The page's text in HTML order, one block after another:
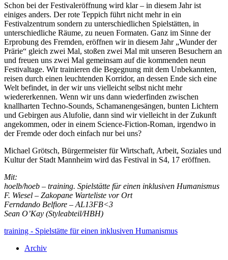
Schon bei der Festivaleröffnung wird klar – in diesem Jahr ist
einiges anders. Der rote Teppich führt nicht mehr in ein
Festivalzentrum sondern zu unterschiedlichen Spielstätten, in
unterschiedliche Räume, zu neuen Formaten. Ganz im Sinne der
Erprobung des Fremden, eröffnen wir in diesem Jahr „Wunder der
Prärie“ gleich zwei Mal, stoßen zwei Mal mit unseren Besuchern an
und freuen uns zwei Mal gemeinsam auf die kommenden neun
Festivaltage. Wir trainieren die Begegnung mit dem Unbekannten,
reisen durch einen leuchtenden Korridor, an dessen Ende sich eine
Welt befindet, in der wir uns vielleicht selbst nicht mehr
wiedererkennen. Wenn wir uns dann wiederfinden zwischen
knallharten Techno-Sounds, Schamanengesängen, bunten Lichtern
und Gebirgen aus Alufolie, dann sind wir vielleicht in der Zukunft
angekommen, oder in einem Science-Fiction-Roman, irgendwo in
der Fremde oder doch einfach nur bei uns?
Michael Grötsch, Bürgermeister für Wirtschaft, Arbeit, Soziales und
Kultur der Stadt Mannheim wird das Festival in S4, 17 eröffnen.
Mit:
hoelb/hoeb – training. Spielstätte für einen inklusiven Humanismus
F. Wiesel – Zakopane Warteliste vor Ort
Ferndando Belfiore – AL13FB<3
Sean O’Kay (Styleabteil/HBH)
training - Spielstätte für einen inklusiven Humanismus
Archiv